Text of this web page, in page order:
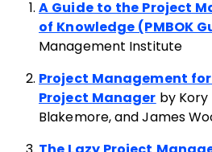
A Guide to the Project
of Knowledge (PMBOK
Management Institute
Project Management
Project Manager by Kory
Blakemore, and James
The Lazy Project